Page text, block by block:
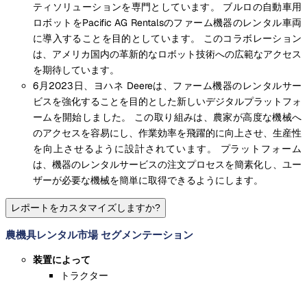
ティソリューションを専門としています。 ブルロの自動車用
ロボットをPacific AG Rentalsのファーム機器のレンタル車両
に導入することを目的としています。 このコラボレーション
は、アメリカ国内の革新的なロボット技術への広範なアクセス
を期待しています。
6月2023日、ヨハネ Deereは、ファーム機器のレンタルサー
ビスを強化することを目的とした新しいデジタルプラットフォ
ームを開始しました。 この取り組みは、農家が高度な機械へ
のアクセスを容易にし、作業効率を飛躍的に向上させ、生産性
を向上させるように設計されています。 プラットフォーム
は、機器のレンタルサービスの注文プロセスを簡素化し、ユー
ザーが必要な機械を簡単に取得できるようにします。
レポートをカスタマイズしますか?
農機具レンタル市場 セグメンテーション
装置によって
トラクター